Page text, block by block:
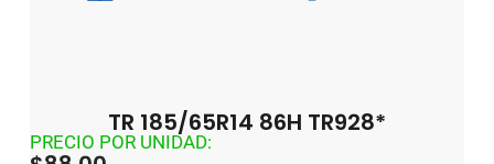
TR 185/65R14 86H TR928*
PRECIO POR UNIDAD: